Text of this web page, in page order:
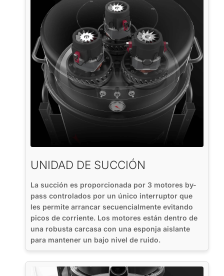
UNIDAD DE SUCCIÓN
La succión es proporcionada por 3 motores by-
pass controlados por un único interruptor que
les permite arrancar secuencialmente evitando
picos de corriente. Los motores están dentro de
una robusta carcasa con una esponja aislante
para mantener un bajo nivel de ruido.